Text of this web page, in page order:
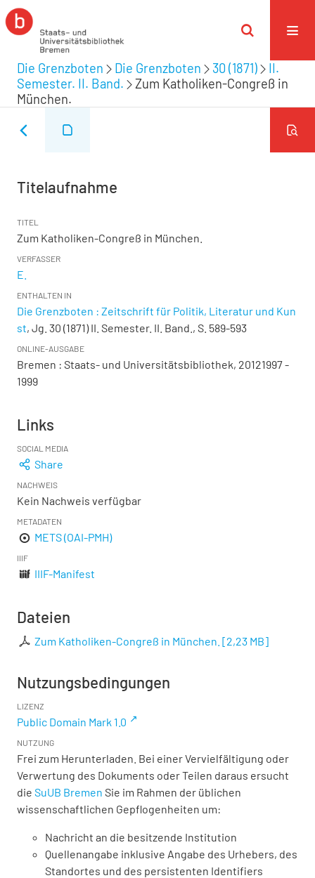
Die Grenzboten Die Grenzboten 30 (1871)
II.
Semester. II. Band.
Zum Katholiken-Congreß in
München.
Titelaufnahme
TITEL
Zum Katholiken-Congreß in München.
VERFASSER
E.
ENTHALTEN IN
Die Grenzboten : Zeitschrift für Politik, Literatur und Kun
st, Jg. 30 (1871) II. Semester. II. Band., S. 589-593
ONLINE-AUSGABE
Bremen : Staats- und Universitätsbibliothek, 20121997 -
1999
Links
SOCIAL MEDIA
Share
NACHWEIS
Kein Nachweis verfügbar
METADATEN
METS (OAI-PMH)
IIIF
IIIF-Manifest
Dateien
Zum Katholiken-Congreß in München. [2,23 MB]
Nutzungsbedingungen
LIZENZ
Public Domain Mark 1.0
NUTZUNG
Frei zum Herunterladen. Bei einer Vervielfältigung oder
Verwertung des Dokuments oder Teilen daraus ersucht
die SuUB Bremen Sie im Rahmen der üblichen
wissenschaftlichen Gepflogenheiten um:
Nachricht an die besitzende Institution
Quellenangabe inklusive Angabe des Urhebers, des
Standortes und des persistenten Identifiers